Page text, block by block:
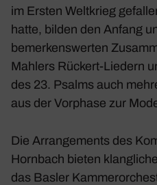
im Ersten Welt­krieg
hatte, bilden den Anfang
bemer­kens­werten
Mahlers Rückert-Liedern
des 23. Psalms auch
aus der Vorphase zur
Die Arran­ge­ments des
Horn­bach bieten
das Basler